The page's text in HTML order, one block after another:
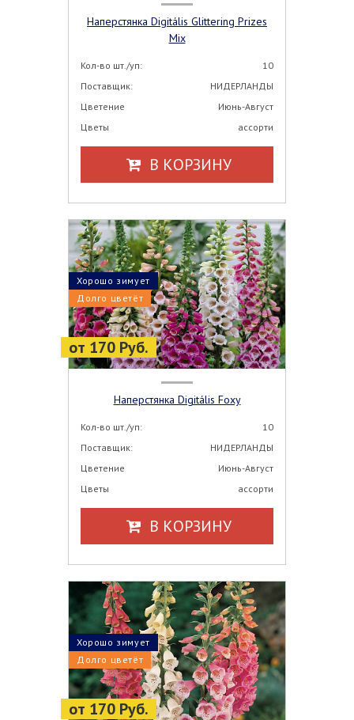
Наперстянка Digitális Glittering Prizes
Mix
Кол-во шт./уп:
10
Поставщик:
НИДЕРЛАНДЫ
Цветение
Июнь-Август
Цветы
ассорти
В КОРЗИНУ
от 170 Руб.
Долго цветёт
Хорошо зимует
Наперстянка Digitális Foxy
Кол-во шт./уп:
10
Поставщик:
НИДЕРЛАНДЫ
Цветение
Июнь-Август
Цветы
ассорти
В КОРЗИНУ
от 170 Руб.
Долго цветёт
Хорошо зимует